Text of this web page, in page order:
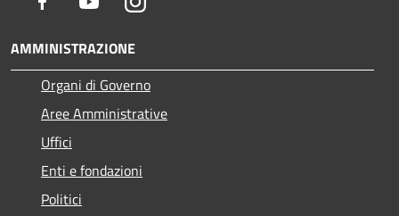
AMMINISTRAZIONE
Organi di Governo
Aree Amministrative
Uffici
Enti e fondazioni
Politici